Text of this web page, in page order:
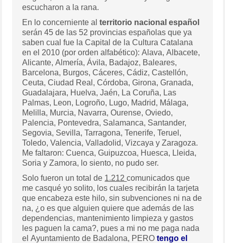
escucharon a la rana.
En lo concerniente alterritorio nacional español
serán 45 de las 52 provincias españolas que ya
saben cual fue la Capital de la Cultura Catalana
en el 2010 (por orden alfabético): Alava, Albacete,
Alicante, Almería, Ávila, Badajoz, Baleares,
Barcelona, Burgos, Cáceres, Cádiz, Castellón,
Ceuta, Ciudad Real, Córdoba, Girona, Granada,
Guadalajara, Huelva, Jaén, La Coruña, Las
Palmas, Leon, Logroño, Lugo, Madrid, Málaga,
Melilla, Murcia, Navarra, Ourense, Oviedo,
Palencia, Pontevedra, Salamanca, Santander,
Segovia, Sevilla, Tarragona, Tenerife, Teruel,
Toledo, Valencia, Valladolid, Vizcaya y Zaragoza.
Me faltaron: Cuenca, Guipuzcoa, Huesca, Lleida,
Soria y Zamora, lo siento, no pudo ser.
Solo fueron un total de 1.212comunicados que
me casqué yo solito, los cuales recibirán la tarjeta
que encabeza este hilo, sin subvenciones ni na de
na, ¿o es que alguien quiere que además de las
dependencias, mantenimiento limpieza y gastos
les paguen la cama?, pues a mi no me paga nada
el Ayuntamiento de Badalona, PEROtengo el